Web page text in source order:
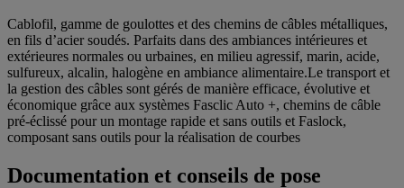
Cablofil, gamme de goulottes et des chemins de câbles métalliques,
en fils d’acier soudés. Parfaits dans des ambiances intérieures et
extérieures normales ou urbaines, en milieu agressif, marin, acide,
sulfureux, alcalin, halogène en ambiance alimentaire.Le transport et
la gestion des câbles sont gérés de manière efficace, évolutive et
économique grâce aux systèmes Fasclic Auto +, chemins de câble
pré-éclissé pour un montage rapide et sans outils et Faslock,
composant sans outils pour la réalisation de courbes
Documentation et conseils de pose